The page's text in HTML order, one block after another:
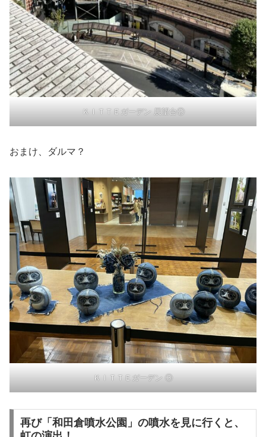
ＫＩＴＴＥガーデン 展望台②
おまけ、ダルマ？
ＫＩＴＴＥガーデン ③
再び「和田倉噴水公園」の噴水を見に行くと、